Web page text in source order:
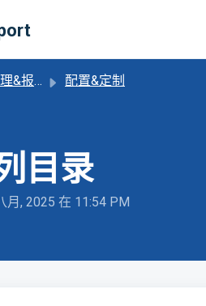
&报告 配置&定制
目录
月, 2025 在 11:54 PM